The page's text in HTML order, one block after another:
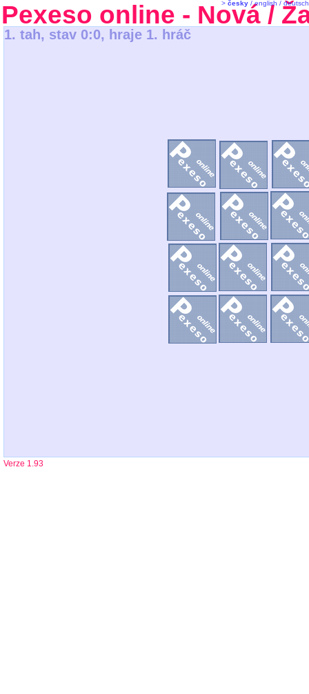
Pexeso online - Nová /
1. tah, stav 0:0, hraje 1. hráč
Verze 1.93
> česky /english / deutsch